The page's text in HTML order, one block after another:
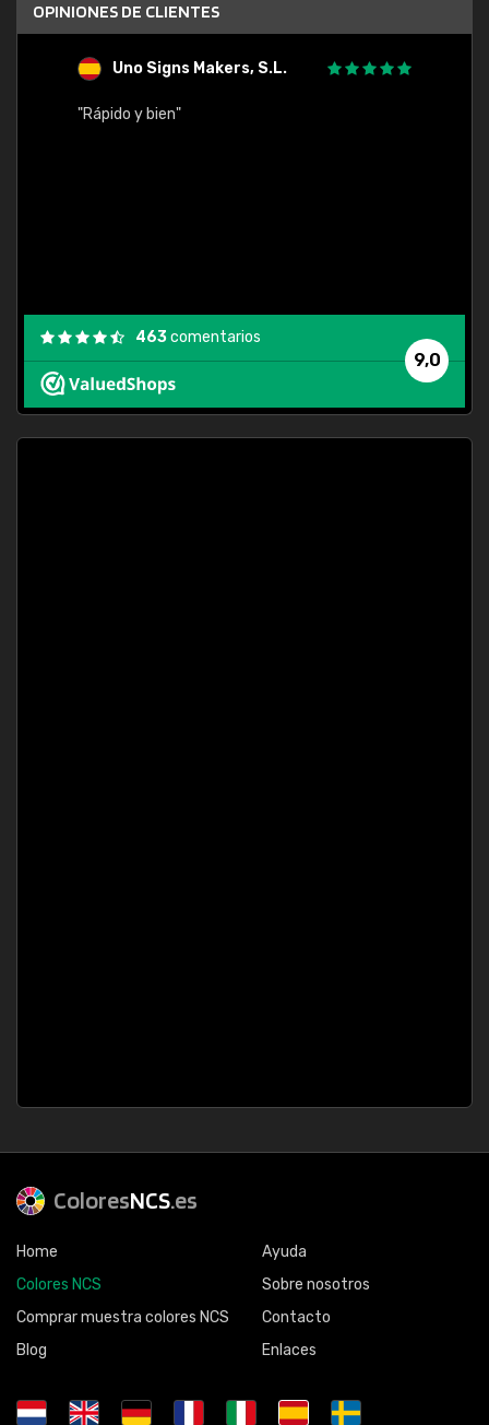
OPINIONES DE CLIENTES
Uno Signs Makers, S.L.
"Rápido y bien"
9,0
463comentarios
ColoresNCS.es
Home
Colores NCS
Comprar muestra colores NCS
Blog
Ayuda
Sobre nosotros
Contacto
Enlaces